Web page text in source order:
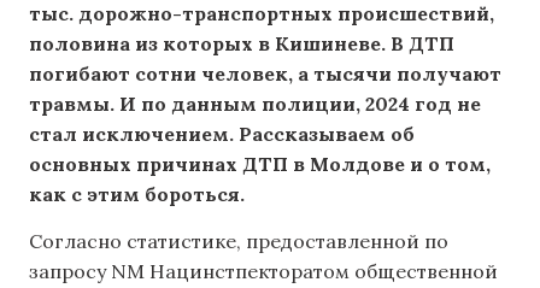
тыс. дорожно-транспортных происшествий,
половина из которых в Кишиневе. В ДТП
погибают сотни человек, а тысячи получают
травмы. И по данным полиции, 2024 год не
стал исключением. Рассказываем об
основных причинах ДТП в Молдове и о том,
как с этим бороться.
Согласно статистике, предоставленной по
запросу NM Нацинстпекторатом общественной